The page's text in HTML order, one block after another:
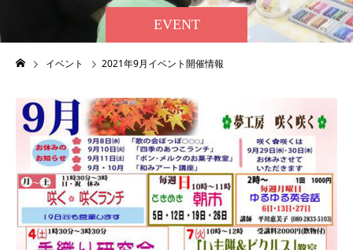
EVENT
イベント 2021年9月イベント開催情報